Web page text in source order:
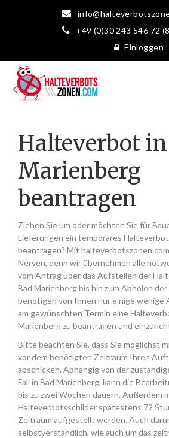
+49 (0)30 243 546 72
Einloggen
Halteverbot
Marienberg
beantragen
Ziehen Sie um oder möchten Sie für
Lieferungen ein temporäres
beantragen? Mit
Nerven, denn wir übernehmen alle
vom Antrag über das Aufstellen der
Bad Marienberg bis hin zum Abholen der
benötigen von Ihnen nur einige wenige
am gewünschten Termin eine
Marienberg zu beantragen und
Bitte beachten Sie, dass Sie möglichst
vor dem benötigten Zeitraum Ihren
abschicken. Abhängig von der
Fall in Bad Marienberg, kann die
bis zu zwei Wochen dauern. Außerdem
Halteverbotsschilder spätestens 72
Zeitraum aufgestellt werden. Auch
selbstverständlich, wie auch um das